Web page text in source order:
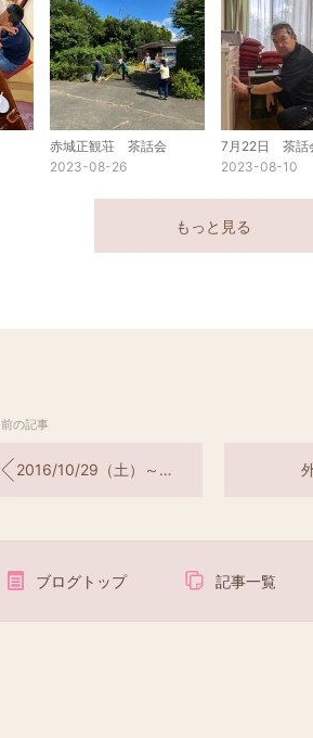
赤城正観荘 茶話会
2023-08-26
7月22日 茶話
2023-08-10
もっと見る
前の記事
2016/10/29（土）～30（日） 赤城正観荘合宿＆読書会＆DVD鑑賞会
ブログトップ 記事一覧